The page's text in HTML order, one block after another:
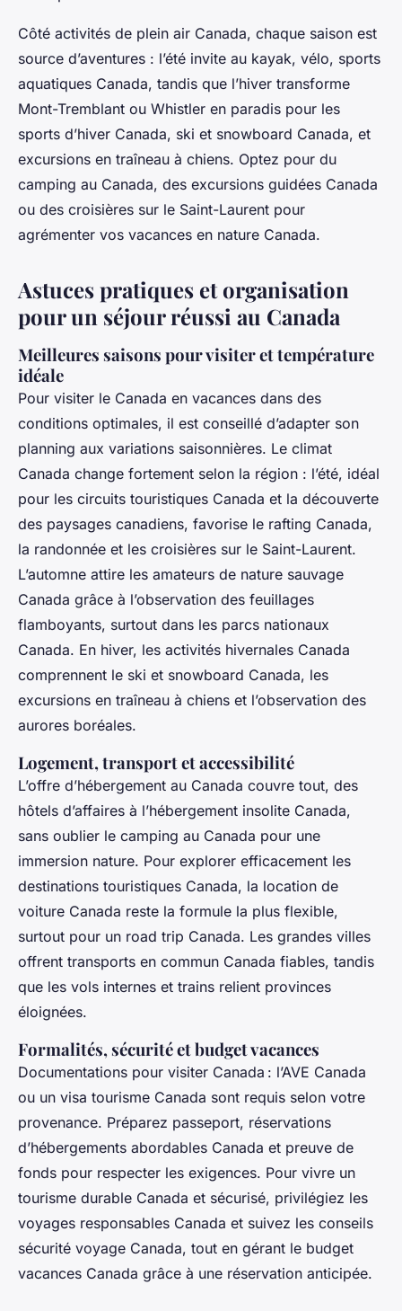
Côté activités de plein air Canada, chaque saison est
source d’aventures : l’été invite au kayak, vélo, sports
aquatiques Canada, tandis que l’hiver transforme
Mont-Tremblant ou Whistler en paradis pour les
sports d’hiver Canada, ski et snowboard Canada, et
excursions en traîneau à chiens. Optez pour du
camping au Canada, des excursions guidées Canada
ou des croisières sur le Saint-Laurent pour
agrémenter vos vacances en nature Canada.
Astuces pratiques et organisation
pour un séjour réussi au Canada
Meilleures saisons pour visiter et température
idéale
Pour visiter le Canada en vacances dans des
conditions optimales, il est conseillé d’adapter son
planning aux variations saisonnières. Le climat
Canada change fortement selon la région : l’été, idéal
pour les circuits touristiques Canada et la découverte
des paysages canadiens, favorise le rafting Canada,
la randonnée et les croisières sur le Saint-Laurent.
L’automne attire les amateurs de nature sauvage
Canada grâce à l’observation des feuillages
flamboyants, surtout dans les parcs nationaux
Canada. En hiver, les activités hivernales Canada
comprennent le ski et snowboard Canada, les
excursions en traîneau à chiens et l’observation des
aurores boréales.
Logement, transport et accessibilité
L’offre d’hébergement au Canada couvre tout, des
hôtels d’affaires à l’hébergement insolite Canada,
sans oublier le camping au Canada pour une
immersion nature. Pour explorer efficacement les
destinations touristiques Canada, la location de
voiture Canada reste la formule la plus flexible,
surtout pour un road trip Canada. Les grandes villes
offrent transports en commun Canada fiables, tandis
que les vols internes et trains relient provinces
éloignées.
Formalités, sécurité et budget vacances
Documentations pour visiter Canada : l’AVE Canada
ou un visa tourisme Canada sont requis selon votre
provenance. Préparez passeport, réservations
d’hébergements abordables Canada et preuve de
fonds pour respecter les exigences. Pour vivre un
tourisme durable Canada et sécurisé, privilégiez les
voyages responsables Canada et suivez les conseils
sécurité voyage Canada, tout en gérant le budget
vacances Canada grâce à une réservation anticipée.